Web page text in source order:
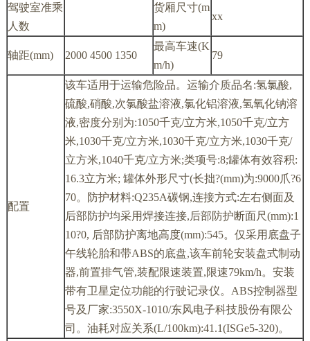
驾驶室准乘
人数
货厢尺寸(m
m)
xx
轴距(mm) 2000 4500 1350
最高车速(K
m/h)
79
配置
该车适用于运输危险品。运输介质品名:氢氯酸,
硫酸,硝酸,次氯酸盐溶液,氯化铝溶液,氢氧化钠溶
液,密度分别为:1050千克/立方米,1050千克/立方
米,1030千克/立方米,1030千克/立方米,1030千克/
立方米,1040千克/立方米;类项号:8;罐体有效容积:
16.3立方米; 罐体外形尺寸(长拙?(mm)为:9000爪?6
70。防护材料:Q235A碳钢,连接方式:左右侧面及
后部防护均采用焊接连接,后部防护断面尺(mm):1
10?0, 后部防护离地高度(mm):545。仅采用底盘子
午线轮胎和带ABS的底盘,该车前轮安装盘式制动
器,前置排气管,装配限速装置,限速79km/h。安装
带有卫星定位功能的行驶记录仪。ABS控制器型
号及厂家:3550X-1010/东风电子科技股份有限公
司。油耗对应关系(L/100km):41.1(ISGe5-320)。